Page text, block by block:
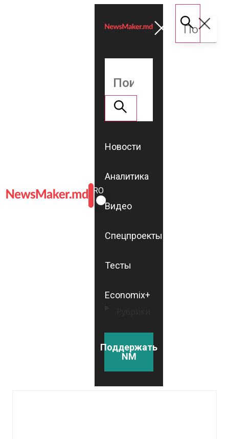
ROMÂNĂ
RU
Новости
Аналитика
Видео
Спецпроекты
Тесты
Economix+
Поддержать
NM